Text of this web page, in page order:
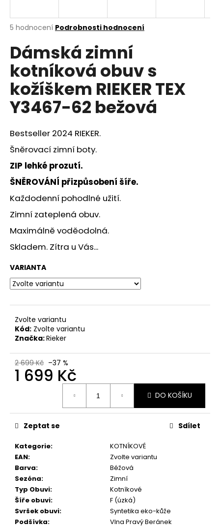
Průměrné
produktu
je
4,6
5
hvězdiček.
5 hodnocení Podrobnosti hodnocení
Dámská zimní
kotníková obuv s
kožíškem RIEKER TEX
Y3467-62 bežová
Bestseller 2024 RIEKER.
Šněrovací zimní boty.
ZIP lehké prozutí.
ŠNĚROVÁNÍ přizpůsobení šíře.
Každodenní pohodlné užití.
Zimní zateplená obuv.
Maximálně voděodolná.
Skladem. Zítra u Vás...
VARIANTA
Zvolte variantu
Kód: Zvolte variantu
Značka:Rieker
2 699 Kč –37 %
1 699 Kč
DO KOŠÍKU
Kategorie:
KOTNÍKOVÉ
EAN:
Zvolte variantu
Barva:
Béžová
Sezóna:
Zimní
Typ Obuvi:
Kotníkové
Šíře obuvi:
F (úzká)
Svršek obuvi:
Syntetika eko-kůže
Podšívka:
Vlna Pravý Beránek
Zeptat se Sdílet
j
t
?
HLEDAT
D
o
p
o
r
u
č
u
j
e
m
e
DÁMSKÉ
NA
KLÍNKU
ŠÍŘE
8-
28365-
46-
304
Kč